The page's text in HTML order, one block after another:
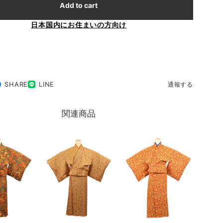
Add to cart
日本国内にお住まいの方向け
SHARE LINE 通報する
関連商品